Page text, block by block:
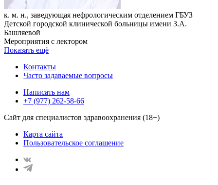
к. м. н., заведующая нефрологическим отделением ГБУЗ
Детской городской клинической больницы имени З.А.
Башляевой
Мероприятия с лектором
Показать ещё
Контакты
Часто задаваемые вопросы
Написать нам
+7 (977) 262-58-66
Сайт для специалистов здравоохранения (18+)
Карта сайта
Пользовательское соглашение